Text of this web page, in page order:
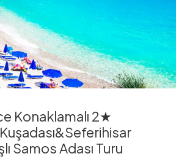
Konaklamalı 2★
Samos Adası Turu